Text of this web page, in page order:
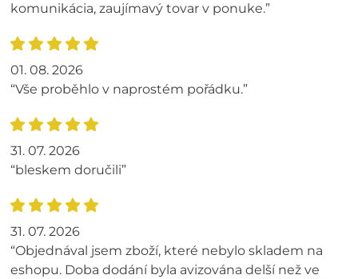
komunikácia, zaujímavý tovar v ponuke.”
01. 08. 2026
“Vše proběhlo v naprostém pořádku.”
31. 07. 2026
“bleskem doručili”
31. 07. 2026
“Objednával jsem zboží, které nebylo skladem na
eshopu. Doba dodání byla avizována delší než ve